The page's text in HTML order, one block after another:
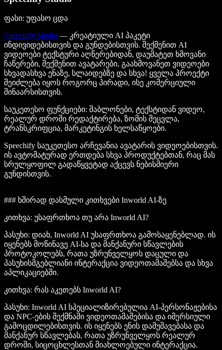
ფასი: უფასო ცდა
Speechify Studio — კრეატიული AI პაკეტი
ინდივიდებისთვის და გუნდებისთვის. შექმენით AI
ვიდეოები ტექსტური აღწერებიდან, დაუმატეთ ხმოვანი
ჩაწერები, შექმენით ავატარები, გაახმოვანეთ ვიდეოები
სხვადასხვა ენაზე, სლაიდებზე და სხვა! ყველა პროექტი
შეიძლება იყოს როგორც პირადი, ისე კომერციული
შინაარსისთვის.
საუკეთესო ფუნქციები: შაბლონები, ტექსტიდან ვიდეო,
რეალურ დროში რედაქტირება, ზომის შეცვლა,
ტრანსკრიფცია, მარკეტინგის ხელსაწყოები.
Speechify საუკეთესო არჩევანია ავატარის ვიდეოებისთვის.
ის ავტომატურად ერთდება სხვა პროდუქტებთან, რაც მას
სრულყოფილ გადაწყვეტად აქცევს ნებისმიერი
გუნდისთვის.
### ხშირად დასმული კითხვები Inworld AI-ზე
კითხვა: უსაფრთხოა თუ არა Inworld AI?
პასუხი: დიახ, Inworld AI უსაფრთხოა გამოსაყენებლად. ის
იყენებს მოწინავე AI-სა და მანქანური სწავლების
პროტოკოლებს, რათა უზრუნველყოს დაცული და
პასუხისმგებლიანი ინტერაქცია ვიდეოთამაშებსა და სხვა
აპლიკაციებში.
კითხვა: რას აკეთებს Inworld AI?
პასუხი: Inworld AI სპეციალიზირებულია AI-პერსონაჟებისა
და NPC-ების შექმნაში ვიდეოთამაშებისა და იმერსიული
გამოცდილებისთვის. ის იყენებს ენის დამუშავებასა და
მანქანურ სწავლებას, რათა უზრუნველყოს რეალურ
დროში, სიცოცხლესთან მიახლოებული ინტერაქცია.